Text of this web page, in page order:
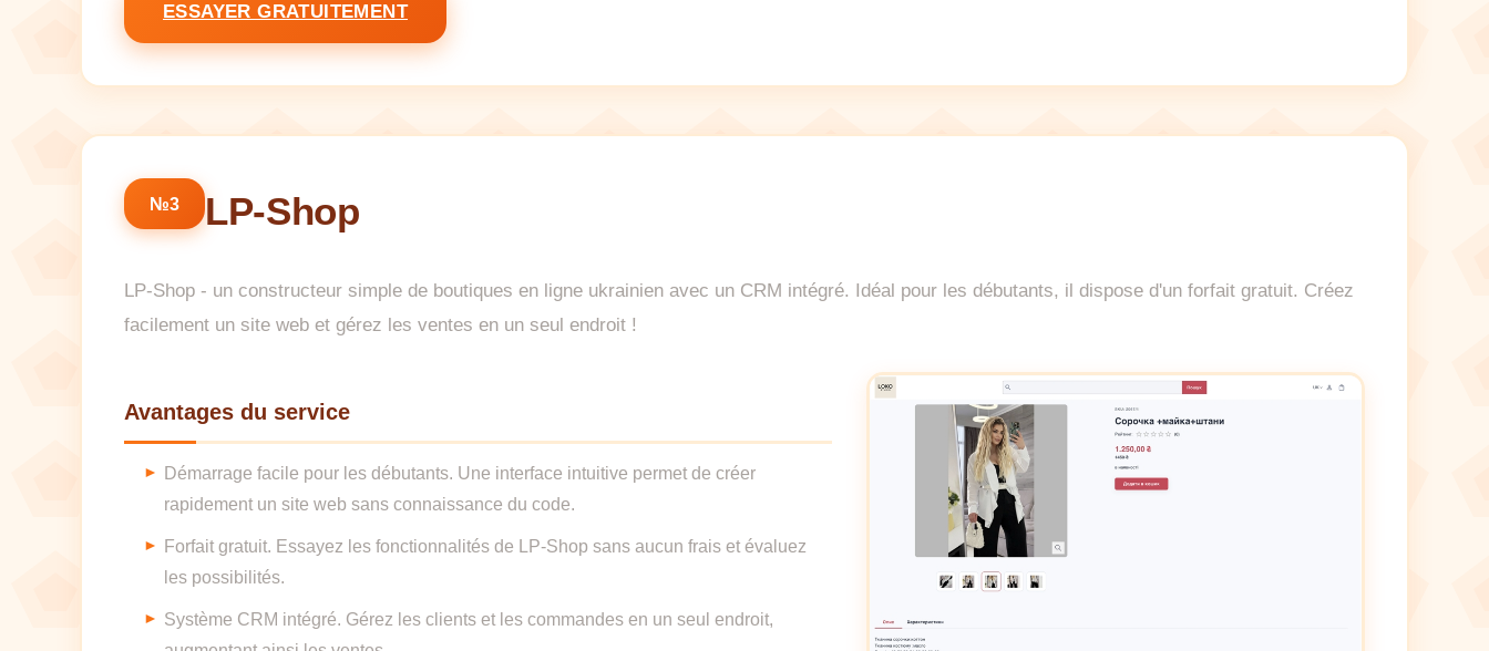
ESSAYER GRATUITEMENT
№3 LP-Shop
LP-Shop - un constructeur simple de boutiques en ligne ukrainien avec un CRM intégré. Idéal pour les débutants, il dispose d'un forfait gratuit. Créez
facilement un site web et gérez les ventes en un seul endroit !
Avantages du service
Démarrage facile pour les débutants. Une interface intuitive permet de créer
rapidement un site web sans connaissance du code.
Forfait gratuit. Essayez les fonctionnalités de LP-Shop sans aucun frais et évaluez
les possibilités.
Système CRM intégré. Gérez les clients et les commandes en un seul endroit,